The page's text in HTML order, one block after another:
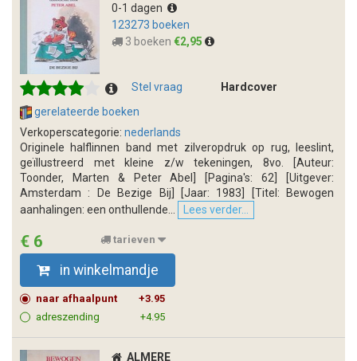
0-1 dagen
123273 boeken
3 boeken €2,95
Stel vraag
Hardcover
gerelateerde boeken
Verkoperscategorie: nederlands
Originele halflinnen band met zilveropdruk op rug, leeslint,
geïllustreerd met kleine z/w tekeningen, 8vo. [Auteur:
Toonder, Marten & Peter Abel] [Pagina's: 62] [Uitgever:
Amsterdam : De Bezige Bij] [Jaar: 1983] [Titel: Bewogen
aanhalingen: een onthullende...
Lees verder...
€ 6 tarieven
in winkelmandje
naar afhaalpunt
+3.95
adreszending
+4.95
ALMERE